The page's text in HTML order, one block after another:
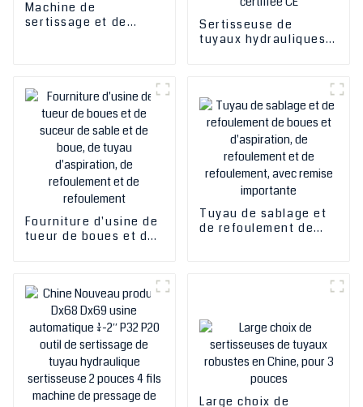
Machine de
sertissage et de
Sertisseuse de
tuyaux hydrauliques,
gratuites (1/4" ~ 2"),
certifiée CE
Fourniture d'usine de
tueur de boues et de
refoulement et de
refoulement
Tuyau de sablage et
de refoulement de
Large choix de